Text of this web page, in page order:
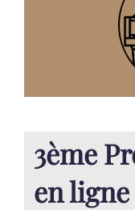
3ème
en